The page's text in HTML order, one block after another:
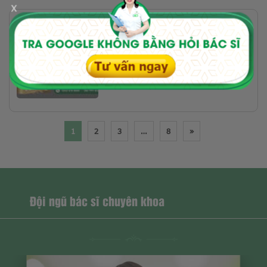
PHỤ KHOA
Gói khám viêm nhiễm phụ khoa
299k (giá gốc 1 triệu)-ÁP DỤNG
CHO 50 BỆNH...
1 2 3 … 8 »
Đội ngũ bác sĩ chuyên khoa
x